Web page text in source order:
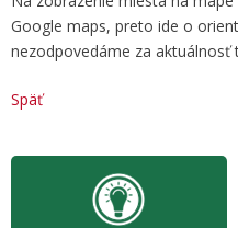
Google maps, preto ide o
nezodpovedáme za aktuálnosť
Späť